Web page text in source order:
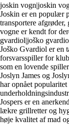
joskin vogn|joskin
Joskin er en populær
transportere
vogne er kendt for
gvardiol|joško
Joško Gvardiol er en
forsvarsspiller for
som en lovende
Joslyn James og
har opnået
Jospers er en
lækre grillretter og
høje kvalitet af mad